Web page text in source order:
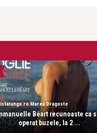
Marea Dragoste
Béart recunoaste ca
operat buzele, la 2 ...